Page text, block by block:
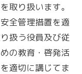
取り扱います。
全管理措置を適
扱う役員及び従
の教育・啓発活
適切に講じてま